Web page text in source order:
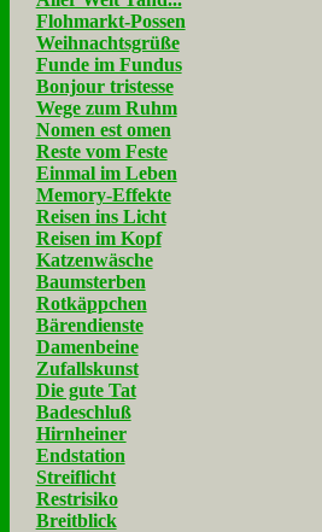
Flohmarkt-Possen
Weihnachtsgrüße
Funde im Fundus
Bonjour tristesse
Wege zum Ruhm
Nomen est omen
Reste vom Feste
Einmal im Leben
Memory-Effekte
Reisen ins Licht
Reisen im Kopf
Katzenwäsche
Baumsterben
Rotkäppchen
Bärendienste
Damenbeine
Zufallskunst
Die gute Tat
Badeschluß
Hirnheiner
Endstation
Streiflicht
Restrisiko
Breitblick